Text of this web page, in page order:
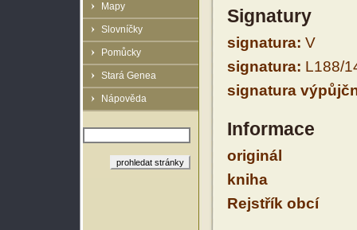
Mapy
Slovníčky
Pomůcky
Stará Genea
Nápověda
Signatury
signatura: V
signatura: L188/
signatura
Informace
originál
kniha
Rejstřík obcí